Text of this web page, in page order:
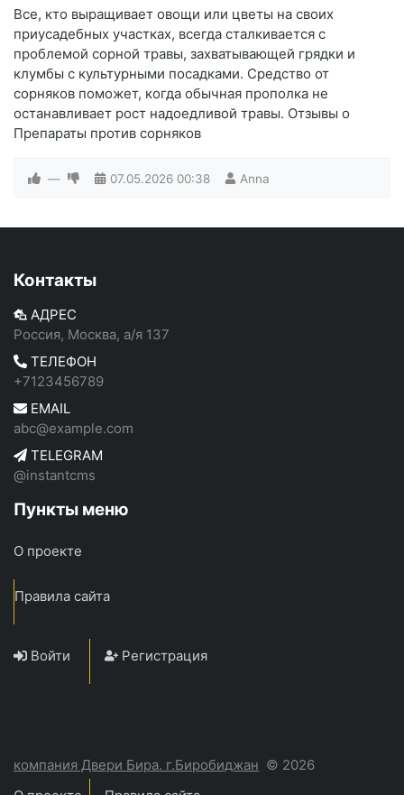
Все, кто выращивает овощи или цветы на своих
приусадебных участках, всегда сталкивается с
проблемой сорной травы, захватывающей грядки и
клумбы с культурными посадками. Средство от
сорняков поможет, когда обычная прополка не
останавливает рост надоедливой травы. Отзывы о
Препараты против сорняков
— 07.05.2026 00:38 Anna
Контакты
АДРЕС
Россия, Москва, а/я 137
ТЕЛЕФОН
+7123456789
EMAIL
abc@example.com
TELEGRAM
@instantcms
Пункты меню
О проекте
Правила сайта
Войти Регистрация
компания Двери Бира. г.Биробиджан © 2026